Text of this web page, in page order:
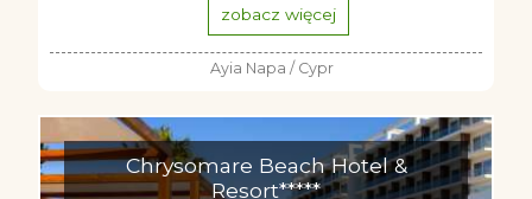
zobacz więcej
Ayia Napa / Cypr
Chrysomare Beach Hotel &
Resort*****